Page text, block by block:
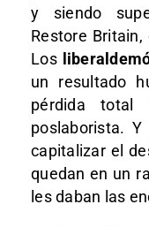
y siendo
Restore
Los
un resultado
pérdida
poslaborista. Y
capitalizar el
quedan en un
les daban las